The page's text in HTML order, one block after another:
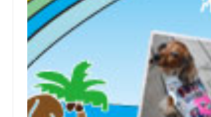
(2)
(4)
(10 )
)
(11
(15)
(19)
22)
(28)
(21)